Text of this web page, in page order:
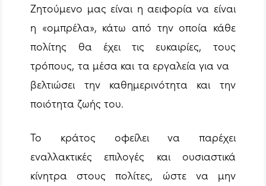
Ζητούμενο μας είναι η αειφορία να είναι
η «ομπρέλα», κάτω από την οποία κάθε
πολίτης θα έχει τις ευκαιρίες, τους
τρόπους, τα μέσα και τα εργαλεία για να
βελτιώσει την καθημερινότητα και την
ποιότητα ζωής του.
Το κράτος οφείλει να παρέχει
εναλλακτικές επιλογές και ουσιαστικά
κίνητρα στους πολίτες, ώστε να μην